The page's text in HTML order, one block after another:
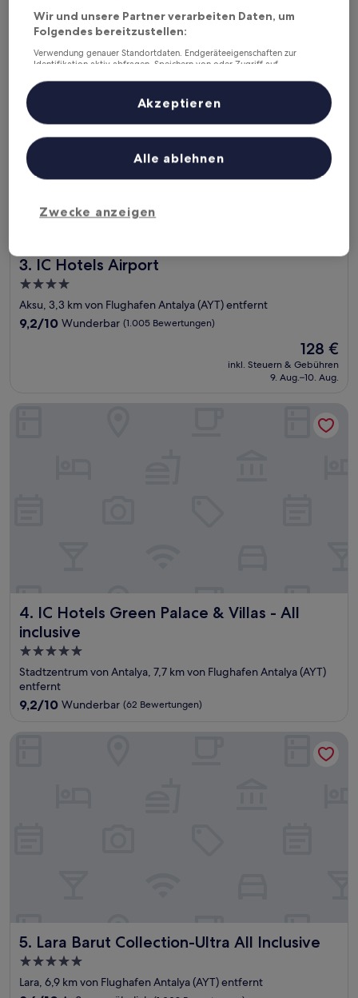
Außergewöhnlich,
(1.714
inkl. Steuern & Gebühren
3. IC Hotels Airport
IC Hotels Airport
4.0-
Sterne-
Unterkunft
Aksu, 3,3 km von Flughafen Antalya (AYT) entfernt
9.2
9,2/10 Wunderbar (1.005 Bewertungen)
Der
Preis
beträgt
128 €
inkl. Steuern & Gebühren
9. Aug.–10. Aug.
IC Hotels Airport
4. IC Hotels Green Palace & Villas - All
inclusive
IC Hotels Green Palace & Villas - All inclusive
5.0-
Sterne-
Unterkunft
Stadtzentrum von Antalya, 7,7 km von Flughafen Antalya (AYT)
entfernt
9.2
10,
9,2/10 Wunderbar (62 Bewertungen)
IC Hotels Green Palace & Villas - All inclusive
5. Lara Barut Collection-Ultra All Inclusive
Lara Barut Collection-Ultra All Inclusive
5.0-
Sterne-
Lara, 6,9 km von Flughafen Antalya (AYT) entfernt
Wir und unsere Partner verarbeiten Daten, um
Folgendes bereitzustellen:
Verwendung genauer Standortdaten. Endgeräteeigenschaften zur
Identifikation aktiv abfragen. Speichern von oder Zugriff auf
Inhalte, Messung von Werbeleistung und der Performance von Inhalten,
Zielgruppenforschung sowie Entwicklung und Verbesserung von
Liste der Partner (Lieferanten)
Zwecke anzeigen
Alle ablehnen
Akzeptieren